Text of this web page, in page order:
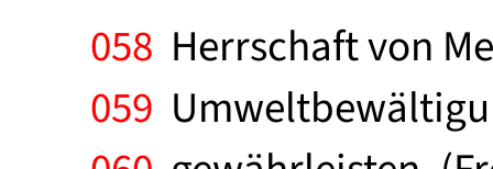
058 Herrschaft von
059